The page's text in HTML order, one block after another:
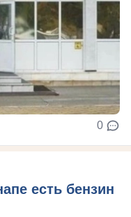
0
есть бензин